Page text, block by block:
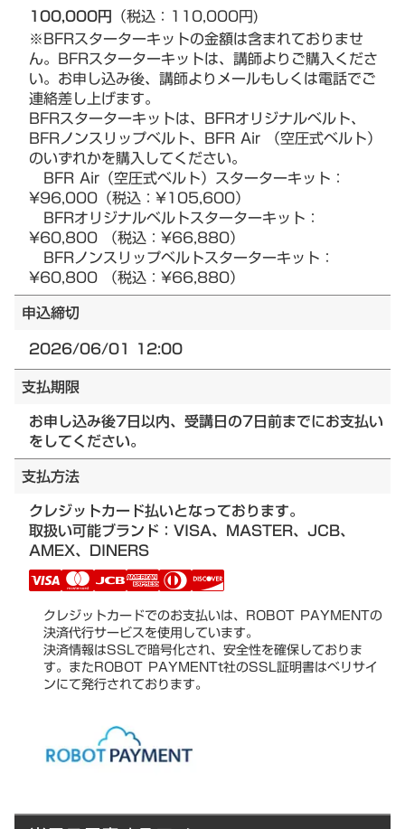
100,000円 （税込：110,000円)
※BFRスターターキットの金額は含まれておりませ
ん。BFRスターターキットは、講師よりご購入くださ
い。お申し込み後、講師よりメールもしくは電話でご
連絡差し上げます。
BFRスターターキットは、BFRオリジナルベルト、
BFRノンスリップベルト、BFR Air （空圧式ベルト）
のいずれかを購入してください。
BFR Air（空圧式ベルト）スターターキット：
¥96,000（税込：¥105,600）
BFRオリジナルベルトスターターキット：
¥60,800 （税込：¥66,880）
BFRノンスリップベルトスターターキット：
¥60,800 （税込：¥66,880）
申込締切
2026/06/01 12:00
支払期限
お申し込み後7日以内、受講日の7日前までにお支払い
をしてください。
支払方法
クレジットカード払いとなっております。
取扱い可能ブランド：VISA、MASTER、JCB、
AMEX、DINERS
クレジットカードでのお支払いは、ROBOT PAYMENTの
決済代行サービスを使用しています。
決済情報はSSLで暗号化され、安全性を確保しておりま
す。またROBOT PAYMENTt社のSSL証明書はベリサイ
ンにて発行されております。